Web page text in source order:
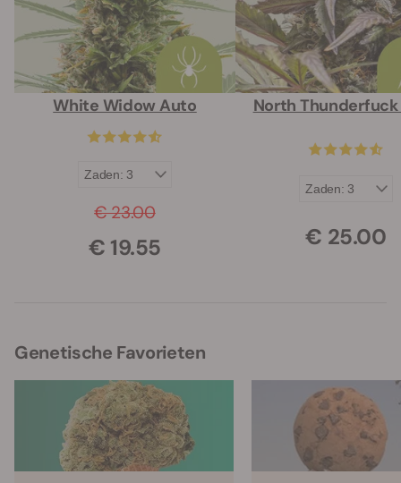
White Widow Auto
€ 23.00
€ 19.55
North
€ 25.00
Genetische Favorieten